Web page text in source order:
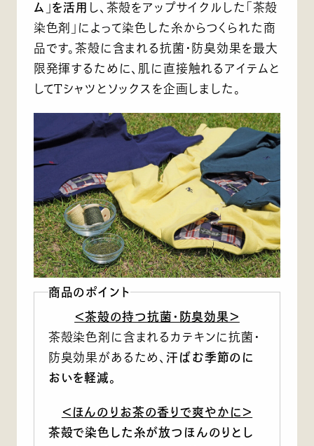
ム」を活用 し、茶殻をアップサイクルした「茶殻
染色剤」によって染色した糸からつくられた商
品です。茶殻に含まれる抗菌・防臭効果を最大
限発揮するために、肌に直接触れるアイテムと
してTシャツとソックスを企画しました。
商品のポイント
＜茶殻の持つ抗菌・防臭効果＞
茶殻染色剤に含まれるカテキンに抗菌・
防臭効果があるため、汗ばむ季節のに
おいを軽減。
＜ほんのりお茶の香りで爽やかに＞
茶殻で染色した糸が放つほんのりとし